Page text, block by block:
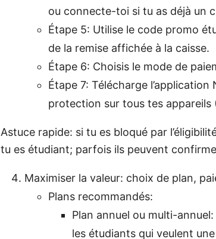
ou connecte-toi si tu as déjà un
Étape 5: Utilise le code promo
de la remise affichée à la caisse.
Étape 6: Choisis le mode de
Étape 7: Télécharge
protection sur tous tes appareils
Astuce rapide: si tu es bloqué par
tu es étudiant; parfois ils peuvent
Maximiser la valeur: choix de plan,
Plans recommandés:
Plan annuel ou multi-
les étudiants qui veulent